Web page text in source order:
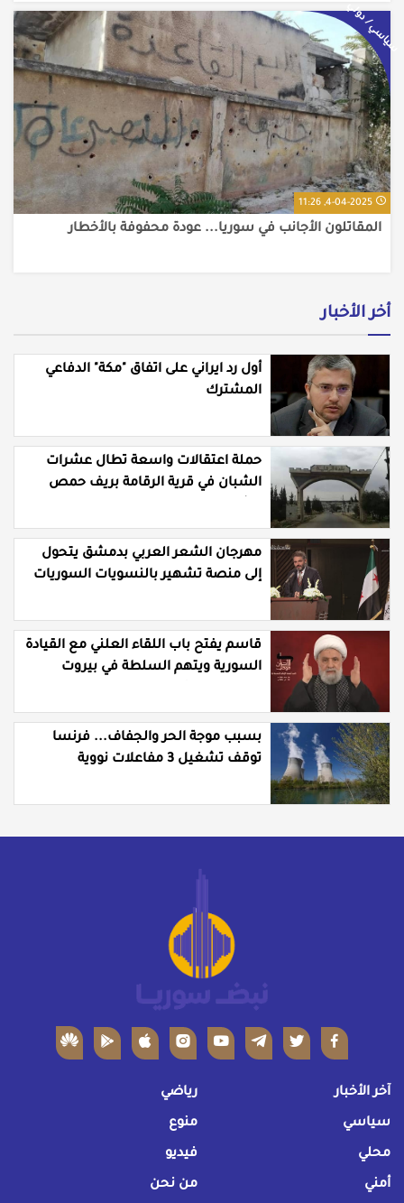
سياسي / دولي
4-04-2025, 11:26
المقاتلون الأجانب في سوريا... عودة محفوفة بالأخطار
أخر الأخبار
أول رد ايراني على اتفاق "مكة" الدفاعي
المشترك
حملة اعتقالات واسعة تطال عشرات
الشبان في قرية الرقامة بريف حمص
مهرجان الشعر العربي بدمشق يتحول
إلى منصة تشهير بالنسويات السوريات
قاسم يفتح باب اللقاء العلني مع القيادة
السورية ويتهم السلطة في بيروت
بسبب موجة الحر والجفاف... فرنسا
توقف تشغيل 3 مفاعلات نووية
آخر الأخبار
سياسي
محلي
أمني
رياضي
منوع
فيديو
من نحن